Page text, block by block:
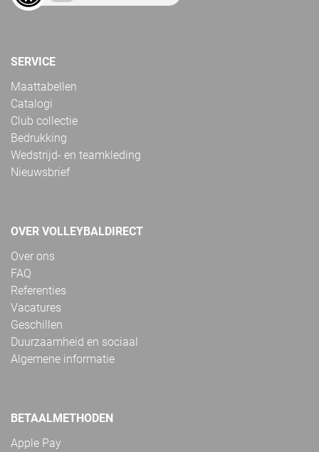
SERVICE
Maattabellen
Catalogi
Club collectie
Bedrukking
Wedstrijd- en teamkleding
Nieuwsbrief
OVER VOLLEYBALDIRECT
Over ons
FAQ
Referenties
Vacatures
Geschillen
Duurzaamheid en sociaal
Algemene informatie
BETAALMETHODEN
Apple Pay